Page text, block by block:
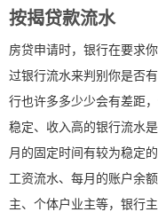
按揭贷款流水
房贷申请时，银行在要求
过银行流水来判别你是否
行也许多多少少会有差距
稳定、收入高的银行流水
月的固定时间有较为稳定
工资流水、每月的账户余
主、个体户业主等，银行